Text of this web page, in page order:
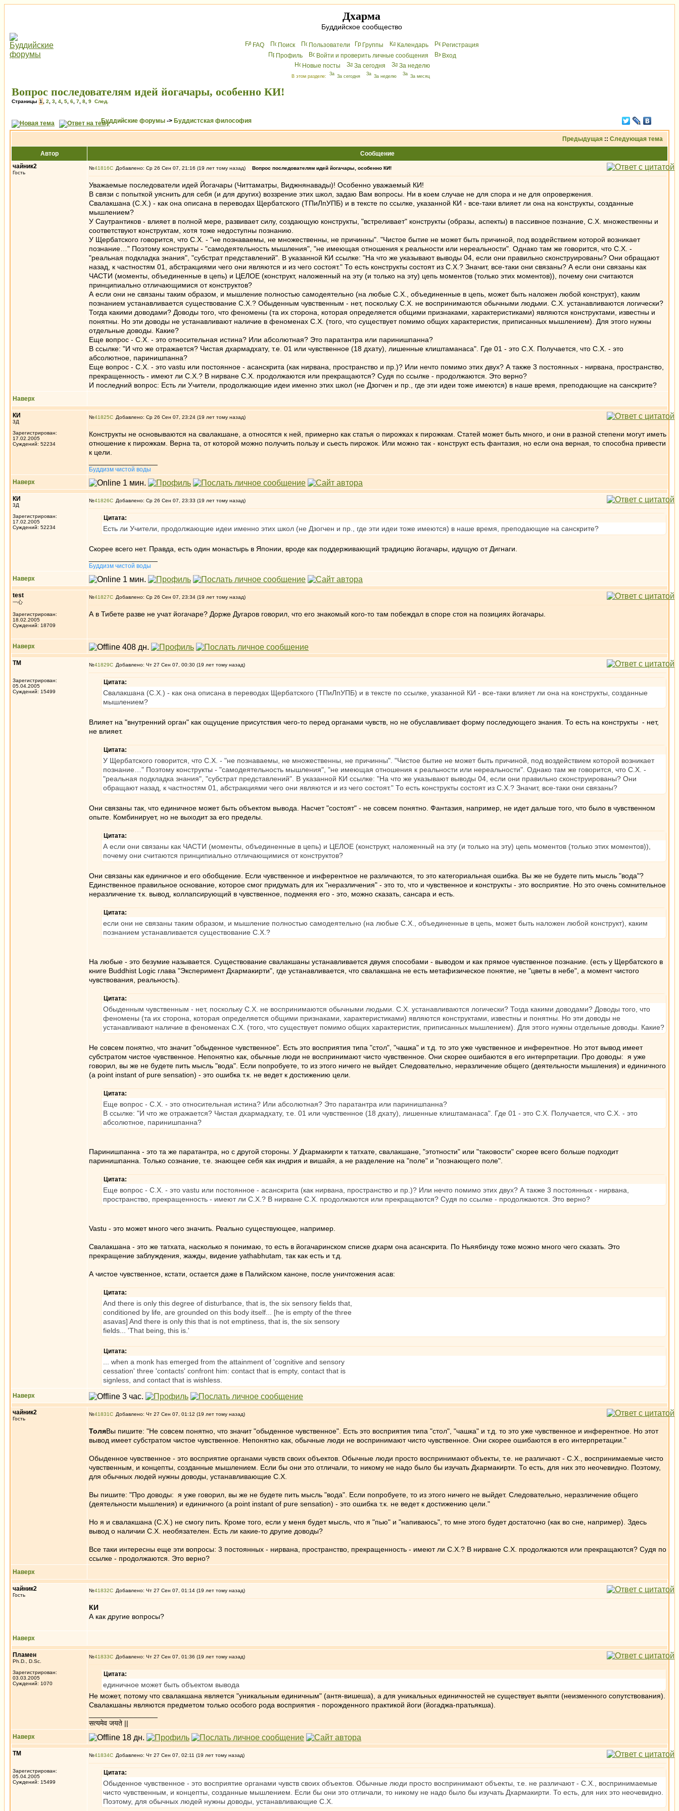
Дхарма
Буддийское сообщество
FAQ Поиск Пользователи Группы Календарь
Peгиcтрaция
Профиль
Войти и проверить личные сообщения
Вхoд
Новые посты
За сегодня За неделю
В этом разделе: За сегодня За неделю За месяц
Вопрос последователям идей йогачары, особенно КИ!
Страницы 1 2 3 4 5 6 7 8 9 След.
Буддийские форумы -> Буддистская философия
Предыдущая :: Следующая тема
Автор
Сообщение
чайник2
Гость
№41816 Добавлено: Ср 26 Сен 07, 21:16 (19 лет тому назад) Вопрос последователям идей йогачары, особенно КИ!
Уважаемые последователи идей Йогачары (Читтаматры, Виджнянавады)! Особенно уважаемый КИ!
В связи с попыткой уяснить для себя (и для других) воззрение этих школ, задаю Вам вопросы. Ни в коем случае не для спора и не для опровержения.
Свалакшана (С.Х.) - как она описана в переводах Щербатского (ТПиЛпУПБ) и в тексте по ссылке, указанной КИ - все-таки влияет ли она на конструкты, созданные
мышлением?
У Саутрантиков - влияет в полной мере, развивает силу, создающую конструкты, "встреливает" конструкты (образы, аспекты) в пассивное познание, С.Х. множественны и
соответствуют конструктам, хотя тоже недоступны познанию.
У Щербатского говорится, что С.Х. - "не познаваемы, не множественны, не причинны". "Чистое бытие не может быть причиной, под воздействием которой возникает
познание…" Поэтому конструкты - "самодеятельность мышления", "не имеющая отношения к реальности или нереальности". Однако там же говорится, что С.Х. -
"реальная подкладка знания", "субстрат представлений". В указанной КИ ссылке: "На что же указывают выводы 04, если они правильно сконструированы? Они обращают
назад, к частностям 01, абстракциями чего они являются и из чего состоят." То есть конструкты состоят из С.Х.? Значит, все-таки они связаны? А если они связаны как
ЧАСТИ (моменты, объединенные в цепь) и ЦЕЛОЕ (конструкт, наложенный на эту (и только на эту) цепь моментов (только этих моментов)), почему они считаются
принципиально отличающимися от конструктов?
А если они не связаны таким образом, и мышление полностью самодеятельно (на любые С.Х., объединенные в цепь, может быть наложен любой конструкт), каким
познанием устанавливается существование С.Х.? Обыденным чувственным - нет, поскольку С.Х. не воспринимаются обычными людьми. С.Х. устанавливаются логически?
Тогда какими доводами? Доводы того, что феномены (та их сторона, которая определяется общими признаками, характеристиками) являются конструктами, известны и
понятны. Но эти доводы не устанавливают наличие в феноменах С.Х. (того, что существует помимо общих характеристик, приписанных мышлением). Для этого нужны
отдельные доводы. Какие?
Еще вопрос - С.Х. - это относительная истина? Или абсолютная? Это паратантра или паринишпанна?
В ссылке: "И что же отражается? Чистая дхармадхату, т.е. 01 или чувственное (18 дхату), лишенные клиштаманаса". Где 01 - это С.Х. Получается, что С.Х. - это
абсолютное, паринишпанна?
Еще вопрос - С.Х. - это vastu или постоянное - асанскрита (как нирвана, пространство и пр.)? Или нечто помимо этих двух? А также 3 постоянных - нирвана, пространство,
прекращенность - имеют ли С.Х.? В нирване С.Х. продолжаются или прекращаются? Судя по ссылке - продолжаются. Это верно?
И последний вопрос: Есть ли Учители, продолжающие идеи именно этих школ (не Дзогчен и пр., где эти идеи тоже имеются) в наше время, преподающие на санскрите?
Наверх
КИ
3Д
Зарегистрирован:
17.02.2005
Суждений: 52234
№41825 Добавлено: Ср 26 Сен 07, 23:24 (19 лет тому назад)
Конструкты не основываются на свалакшане, а относятся к ней, примерно как статья о пирожках к пирожкам. Статей может быть много, и они в разной степени могут иметь
отношение к пирожкам. Верна та, от которой можно получить пользу и сьесть пирожок. Или можно так - конструкт есть фантазия, но если она верная, то способна привести
к цели.
Буддизм чистой воды
Наверх
КИ
3Д
Зарегистрирован:
17.02.2005
Суждений: 52234
№41826 Добавлено: Ср 26 Сен 07, 23:33 (19 лет тому назад)
Цитата:
Есть ли Учители, продолжающие идеи именно этих школ (не Дзогчен и пр., где эти идеи тоже имеются) в наше время, преподающие на санскрите?
Скорее всего нет. Правда, есть один монастырь в Японии, вроде как поддерживающий традицию йогачары, идущую от Дигнаги.
Буддизм чистой воды
Наверх
test
一心
Зарегистрирован:
18.02.2005
Суждений: 18709
№41827 Добавлено: Ср 26 Сен 07, 23:34 (19 лет тому назад)
А в Тибете разве не учат йогачаре? Дорже Дугаров говорил, что его знакомый кого-то там побеждал в споре стоя на позициях йогачары.
Наверх
ТМ
Зарегистрирован:
05.04.2005
Суждений: 15499
№41829 Добавлено: Чт 27 Сен 07, 00:30 (19 лет тому назад)
Цитата:
Свалакшана (С.Х.) - как она описана в переводах Щербатского (ТПиЛпУПБ) и в тексте по ссылке, указанной КИ - все-таки влияет ли она на конструкты, созданные
мышлением?
Влияет на "внутренний орган" как ощущение присутствия чего-то перед органами чувств, но не обуславливает форму последующего знания. То есть на конструкты - нет,
не влияет.
Цитата:
У Щербатского говорится, что С.Х. - "не познаваемы, не множественны, не причинны". "Чистое бытие не может быть причиной, под воздействием которой возникает
познание…" Поэтому конструкты - "самодеятельность мышления", "не имеющая отношения к реальности или нереальности". Однако там же говорится, что С.Х. -
"реальная подкладка знания", "субстрат представлений". В указанной КИ ссылке: "На что же указывают выводы 04, если они правильно сконструированы? Они
обращают назад, к частностям 01, абстракциями чего они являются и из чего состоят." То есть конструкты состоят из С.Х.? Значит, все-таки они связаны?
Они связаны так, что единичное может быть объектом вывода. Насчет "состоят" - не совсем понятно. Фантазия, например, не идет дальше того, что было в чувственном
опыте. Комбинирует, но не выходит за его пределы.
Цитата:
А если они связаны как ЧАСТИ (моменты, объединенные в цепь) и ЦЕЛОЕ (конструкт, наложенный на эту (и только на эту) цепь моментов (только этих моментов)),
почему они считаются принципиально отличающимися от конструктов?
Они связаны как единичное и его обобщение. Если чувственное и инферентное не различаются, то это категориальная ошибка. Вы же не будете пить мысль "вода"?
Единственное правильное основание, которое смог придумать для их "неразличения" - это то, что и чувственное и конструкты - это восприятие. Но это очень сомнительное
неразличение т.к. вывод, коллапсирующий в чувственное, подменяя его - это, можно сказать, сансара и есть.
Цитата:
если они не связаны таким образом, и мышление полностью самодеятельно (на любые С.Х., объединенные в цепь, может быть наложен любой конструкт), каким
познанием устанавливается существование С.Х.?
На любые - это безумие называется. Существование свалакшаны устанавливается двумя способами - выводом и как прямое чувственное познание. (есть у Щербатского в
книге Buddhist Logic глава "Эксперимент Дхармакирти", где устанавливается, что свалакшана не есть метафизическое понятие, не "цветы в небе", а момент чистого
чувствования, реальность).
Цитата:
Обыденным чувственным - нет, поскольку С.Х. не воспринимаются обычными людьми. С.Х. устанавливаются логически? Тогда какими доводами? Доводы того, что
феномены (та их сторона, которая определяется общими признаками, характеристиками) являются конструктами, известны и понятны. Но эти доводы не
устанавливают наличие в феноменах С.Х. (того, что существует помимо общих характеристик, приписанных мышлением). Для этого нужны отдельные доводы. Какие?
Не совсем понятно, что значит "обыденное чувственное". Есть это восприятия типа "стол", "чашка" и т.д. то это уже чувственное и инферентное. Но этот вывод имеет
субстратом чистое чувственное. Непонятно как, обычные люди не воспринимают чисто чувственное. Они скорее ошибаются в его интерпретации. Про доводы: я уже
говорил, вы же не будете пить мысль "вода". Если попробуете, то из этого ничего не выйдет. Следовательно, неразличение общего (деятельности мышления) и единичного
(a point instant of pure sensation) - это ошибка т.к. не ведет к достижению цели.
Цитата:
Еще вопрос - С.Х. - это относительная истина? Или абсолютная? Это паратантра или паринишпанна?
В ссылке: "И что же отражается? Чистая дхармадхату, т.е. 01 или чувственное (18 дхату), лишенные клиштаманаса". Где 01 - это С.Х. Получается, что С.Х. - это
абсолютное, паринишпанна?
Паринишпанна - это та же паратантра, но с другой стороны. У Дхармакирти к татхате, свалакшане, "этотности" или "таковости" скорее всего больше подходит
паринишпанна. Только сознание, т.е. знающее себя как индрия и вишайя, а не разделение на "поле" и "познающего поле".
Цитата:
Еще вопрос - С.Х. - это vastu или постоянное - асанскрита (как нирвана, пространство и пр.)? Или нечто помимо этих двух? А также 3 постоянных - нирвана,
пространство, прекращенность - имеют ли С.Х.? В нирване С.Х. продолжаются или прекращаются? Судя по ссылке - продолжаются. Это верно?
Vastu - это может много чего значить. Реально существующее, например.
Свалакшана - это же татхата, насколько я понимаю, то есть в йогачаринском списке дхарм она асанскрита. По Ньяябинду тоже можно много чего сказать. Это
прекращение заблуждения, жажды, видение yathabhutam, так как есть и т.д.
А чистое чувственное, кстати, остается даже в Палийском каноне, после уничтожения асав:
Цитата:
And there is only this degree of disturbance, that is, the six sensory fields that,
conditioned by life, are grounded on this body itself... [he is empty of the three
asavas] And there is only this that is not emptiness, that is, the six sensory
fields... 'That being, this is.'
Цитата:
... when a monk has emerged from the attainment of 'cognitive and sensory
cessation' three 'contacts' confront him: contact that is empty, contact that is
signless, and contact that is wishless.
Наверх
чайник2
Гость
№41831 Добавлено: Чт 27 Сен 07, 01:12 (19 лет тому назад)
ТоляВы пишите: "Не совсем понятно, что значит "обыденное чувственное". Есть это восприятия типа "стол", "чашка" и т.д. то это уже чувственное и инферентное. Но этот
вывод имеет субстратом чистое чувственное. Непонятно как, обычные люди не воспринимают чисто чувственное. Они скорее ошибаются в его интерпретации."
Обыденное чувственное - это восприятие органами чувств своих объектов. Обычные люди просто воспринимают объекты, т.е. не различают - С.Х., воспринимаемые чисто
чувственным, и концепты, созданные мышлением. Если бы они это отличали, то никому не надо было бы изучать Дхармакирти. То есть, для них это неочевидно. Поэтому,
для обычных людей нужны доводы, устанавливающие С.Х.
Вы пишите: "Про доводы: я уже говорил, вы же не будете пить мысль "вода". Если попробуете, то из этого ничего не выйдет. Следовательно, неразличение общего
(деятельности мышления) и единичного (a point instant of pure sensation) - это ошибка т.к. не ведет к достижению цели."
Но я и свалакшана (С.Х.) не смогу пить. Кроме того, если у меня будет мысль, что я "пью" и "напиваюсь", то мне этого будет достаточно (как во сне, например). Здесь
вывод о наличии С.Х. необязателен. Есть ли какие-то другие доводы?
Все таки интересны еще эти вопросы: 3 постоянных - нирвана, пространство, прекращенность - имеют ли С.Х.? В нирване С.Х. продолжаются или прекращаются? Судя по
ссылке - продолжаются. Это верно?
Наверх
чайник2
Гость
№41832 Добавлено: Чт 27 Сен 07, 01:14 (19 лет тому назад)
КИ
А как другие вопросы?
Наверх
Пламен
Ph.D., D.Sc.
Зарегистрирован:
03.03.2005
Суждений: 1070
№41833 Добавлено: Чт 27 Сен 07, 01:36 (19 лет тому назад)
Цитата:
единичное может быть объектом вывода
Не может, потому что свалакшана является "уникальным единичным" (антя-вишеша), а для уникальных единичностей не существует вьяпти (неизменного сопутствования).
Свалакшаны являются предметом только особого рода восприятия - порожденного практикой йоги (йогаджа-пратьякша).
सत्यमेव जयते ||
Наверх
ТМ
Зарегистрирован:
05.04.2005
Суждений: 15499
№41834 Добавлено: Чт 27 Сен 07, 02:11 (19 лет тому назад)
Цитата:
Обыденное чувственное - это восприятие органами чувств своих объектов. Обычные люди просто воспринимают объекты, т.е. не различают - С.Х., воспринимаемые
чисто чувственным, и концепты, созданные мышлением. Если бы они это отличали, то никому не надо было бы изучать Дхармакирти. То есть, для них это неочевидно.
Поэтому, для обычных людей нужны доводы, устанавливающие С.Х.